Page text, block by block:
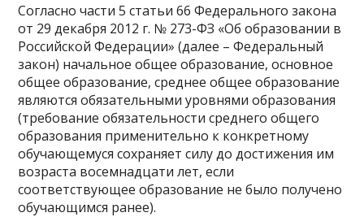
Согласно части 5 статьи 66 Федерального закона
от 29 декабря 2012 г. № 273-ФЗ «Об образовании в
Российской Федерации» (далее – Федеральный
закон) начальное общее образование, основное
общее образование, среднее общее образование
являются обязательными уровнями образования
(требование обязательности среднего общего
образования применительно к конкретному
обучающемуся сохраняет силу до достижения им
возраста восемнадцати лет, если
соответствующее образование не было получено
обучающимся ранее).